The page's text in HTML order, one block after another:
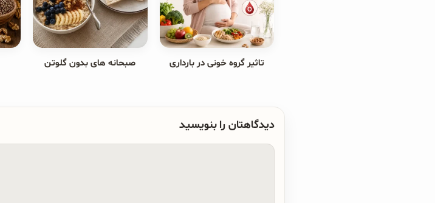
تاثیر گروه خونی در بارداری صبحانه های بدون گلوتن
دیدگاهتان را بنویسید